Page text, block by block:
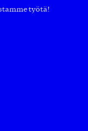
työtä!